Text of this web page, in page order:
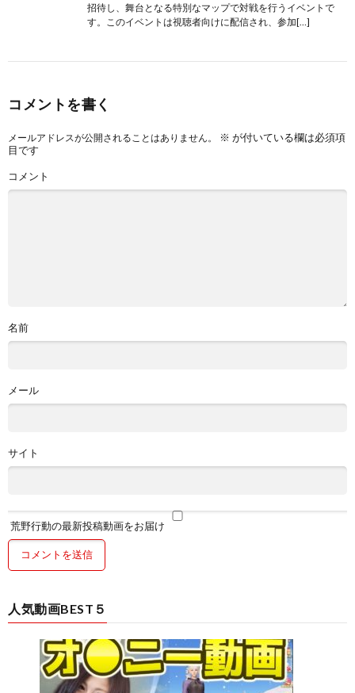
招待し、舞台となる特別なマップで対戦を行うイベントで
す。このイベントは視聴者向けに配信され、参加[…]
コメントを書く
メールアドレスが公開されることはありません。 ※ が付いている欄は必須項
目です
コメント
名前
メール
サイト
荒野行動の最新投稿動画をお届け
人気動画BEST５